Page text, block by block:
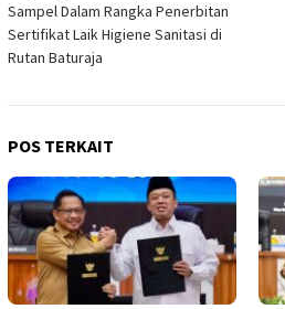
Sampel Dalam Rangka Penerbitan
Sertifikat Laik Higiene Sanitasi di
Rutan Baturaja
POS TERKAIT